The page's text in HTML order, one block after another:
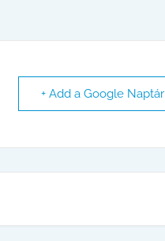
+ Add a Google Naptár